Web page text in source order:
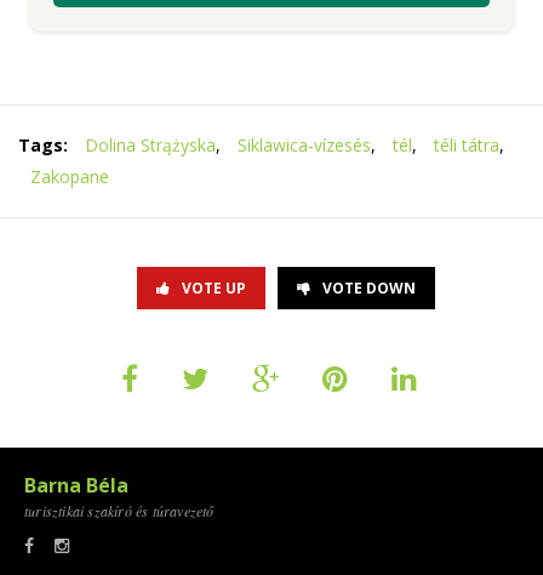
Tags: Dolina Strążyska, Siklawica-vízesés, tél, téli tátra,
Zakopane
VOTE UP VOTE DOWN
Barna Béla
turisztikai szakíró és túravezető